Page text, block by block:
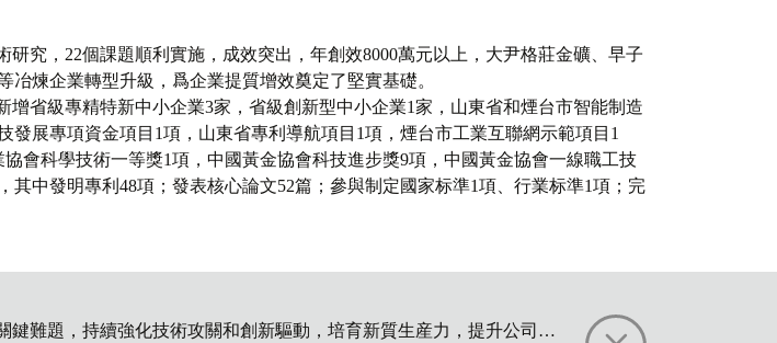
究，22個課題順利實施，成效突出，年創效8000萬元以上，大尹格莊金礦、早子
煉企業轉型升級，爲企業提質增效奠定了堅實基礎。
省級專精特新中小企業3家，省級創新型中小企業1家，山東省和煙台市智能制造
展專項資金項目1項，山東省專利導航項目1項，煙台市工業互聯網示範項目1
會科學技術一等獎1項，中國黃金協會科技進步獎9項，中國黃金協會一線職工技
中發明專利48項；發表核心論文52篇；參與制定國家标準1項、行業标準1項；完
強化技術攻關和創新驅動，培育新質生産力，提升公司綜合效益和行業影響力。